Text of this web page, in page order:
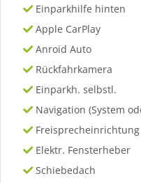
Einparkhilfe hinten
Apple CarPlay
Anroid Auto
Rückfahrkamera
Einparkh. selbstl.
Navigation (System
Freisprecheinrichtung
Elektr. Fensterheber
Schiebedach